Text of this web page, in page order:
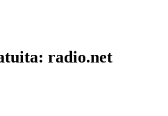
radio.net